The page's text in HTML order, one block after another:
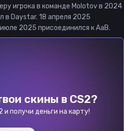
игрока в команде Molotov в 2024
в Daystar. 18 апреля 2025
2025 присоединился к AaB.
скины в CS2?
получи деньги на карту!